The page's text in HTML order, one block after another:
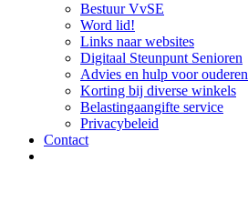
Bestuur VvSE
Word lid!
Links naar websites
Digitaal Steunpunt Senioren
Advies en hulp voor ouderen
Korting bij diverse winkels
Belastingaangifte service
Privacybeleid
Contact